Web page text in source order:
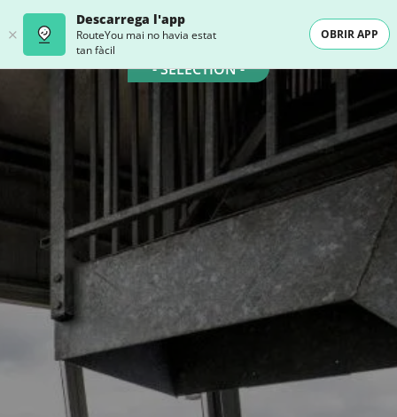
Descarrega l'app
RouteYou mai no havia estat
tan fàcil
OBRIR APP
- SELECTION -